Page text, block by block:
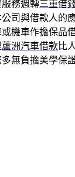
務週轉三重借
司與借款人的
機車作擔保品
蘆洲汽車借款比
無負擔美學保